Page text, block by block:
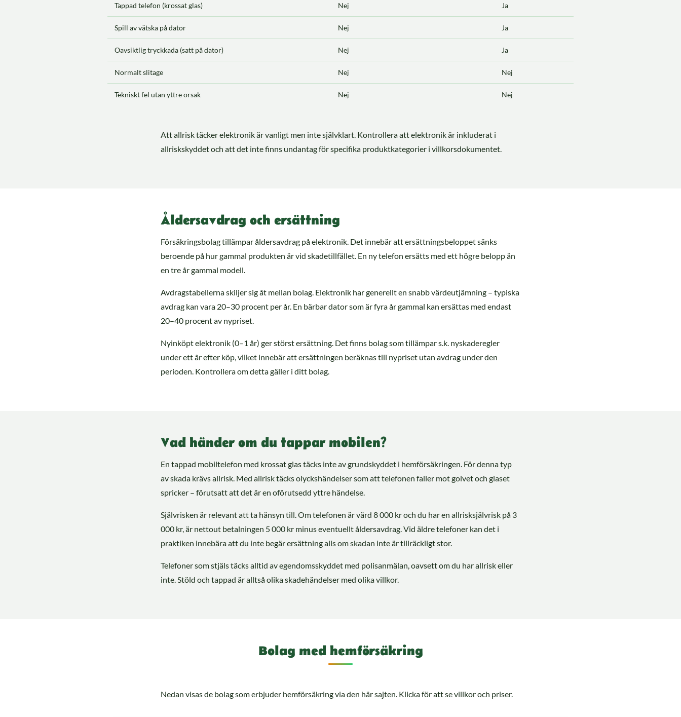
Tappad telefon (krossat glas) Nej Ja
Spill av vätska på dator Nej Ja
Oavsiktlig tryckkada (satt på dator) Nej Ja
Normalt slitage Nej Nej
Tekniskt fel utan yttre orsak Nej Nej
Att allrisk täcker elektronik är vanligt men inte självklart. Kontrollera att elektronik är inkluderat i
allriskskyddet och att det inte finns undantag för specifika produktkategorier i villkorsdokumentet.
Åldersavdrag och ersättning
Försäkringsbolag tillämpar åldersavdrag på elektronik. Det innebär att ersättningsbeloppet sänks
beroende på hur gammal produkten är vid skadetillfället. En ny telefon ersätts med ett högre belopp än
en tre år gammal modell.
Avdragstabellerna skiljer sig åt mellan bolag. Elektronik har generellt en snabb värdeutjämning – typiska
avdrag kan vara 20–30 procent per år. En bärbar dator som är fyra år gammal kan ersättas med endast
20–40 procent av nypriset.
Nyinköpt elektronik (0–1 år) ger störst ersättning. Det finns bolag som tillämpar s.k. nyskaderegler
under ett år efter köp, vilket innebär att ersättningen beräknas till nypriset utan avdrag under den
perioden. Kontrollera om detta gäller i ditt bolag.
Vad händer om du tappar mobilen?
En tappad mobiltelefon med krossat glas täcks inte av grundskyddet i hemförsäkringen. För denna typ
av skada krävs allrisk. Med allrisk täcks olyckshändelser som att telefonen faller mot golvet och glaset
spricker – förutsatt att det är en oförutsedd yttre händelse.
Självrisken är relevant att ta hänsyn till. Om telefonen är värd 8 000 kr och du har en allrisksjälvrisk på 3
000 kr, är nettout betalningen 5 000 kr minus eventuellt åldersavdrag. Vid äldre telefoner kan det i
praktiken innebära att du inte begär ersättning alls om skadan inte är tillräckligt stor.
Telefoner som stjäls täcks alltid av egendomsskyddet med polisanmälan, oavsett om du har allrisk eller
inte. Stöld och tappad är alltså olika skadehändelser med olika villkor.
Bolag med hemförsäkring
Nedan visas de bolag som erbjuder hemförsäkring via den här sajten. Klicka för att se villkor och priser.